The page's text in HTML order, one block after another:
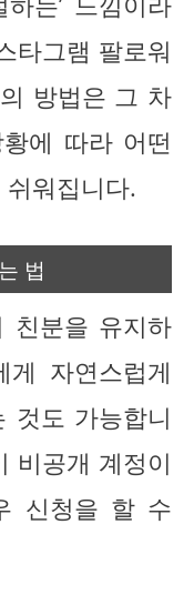
타그램 팔로워
방법은 그 차
에 따라 어떤
워집니다.
법
친분을 유지하
자연스럽게
것도 가능합니
비공개 계정이
신청을 할 수